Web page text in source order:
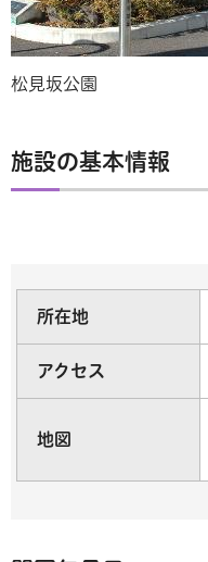
松見坂公園
施設の基本情報
所在地
アクセス
地図